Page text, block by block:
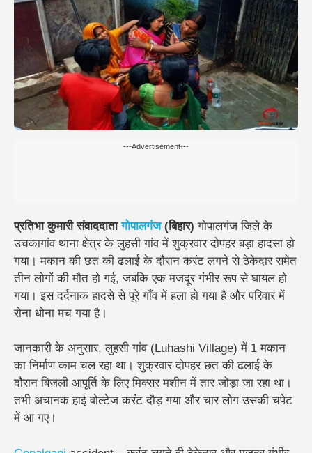
---Advertisement---
प्रतिभा कुमारी संवाददातागोपालगंज(बिहार) गोपालगंज जिले के
उचकागांव थाना क्षेत्र के लुहसी गांव में शुक्रवार दोपहर बड़ा हादसा हो
गया। मकान की छत की ढलाई के दौरान करंट लगने से ठेकेदार समेत
तीन लोगों की मौत हो गई, जबकि एक मजदूर गंभीर रूप से घायल हो
गया। इस दर्दनाक हादसे से पूरे गाँव में हला हो गया है और परिवार में
रोना धोना मच गया है।
जानकारी के अनुसार, लुहसी गांव (Luhashi Village) में 1 मकान
का निर्माण काम चल रहा था। शुक्रवार दोपहर छत की ढलाई के
दौरान बिजली आपूर्ति के लिए मिक्सर मशीन में तार जोड़ा जा रहा था।
तभी अचानक हाई वोल्टेज करंट दौड़ गया और चार लोग उसकी चपेट
में आ गए।